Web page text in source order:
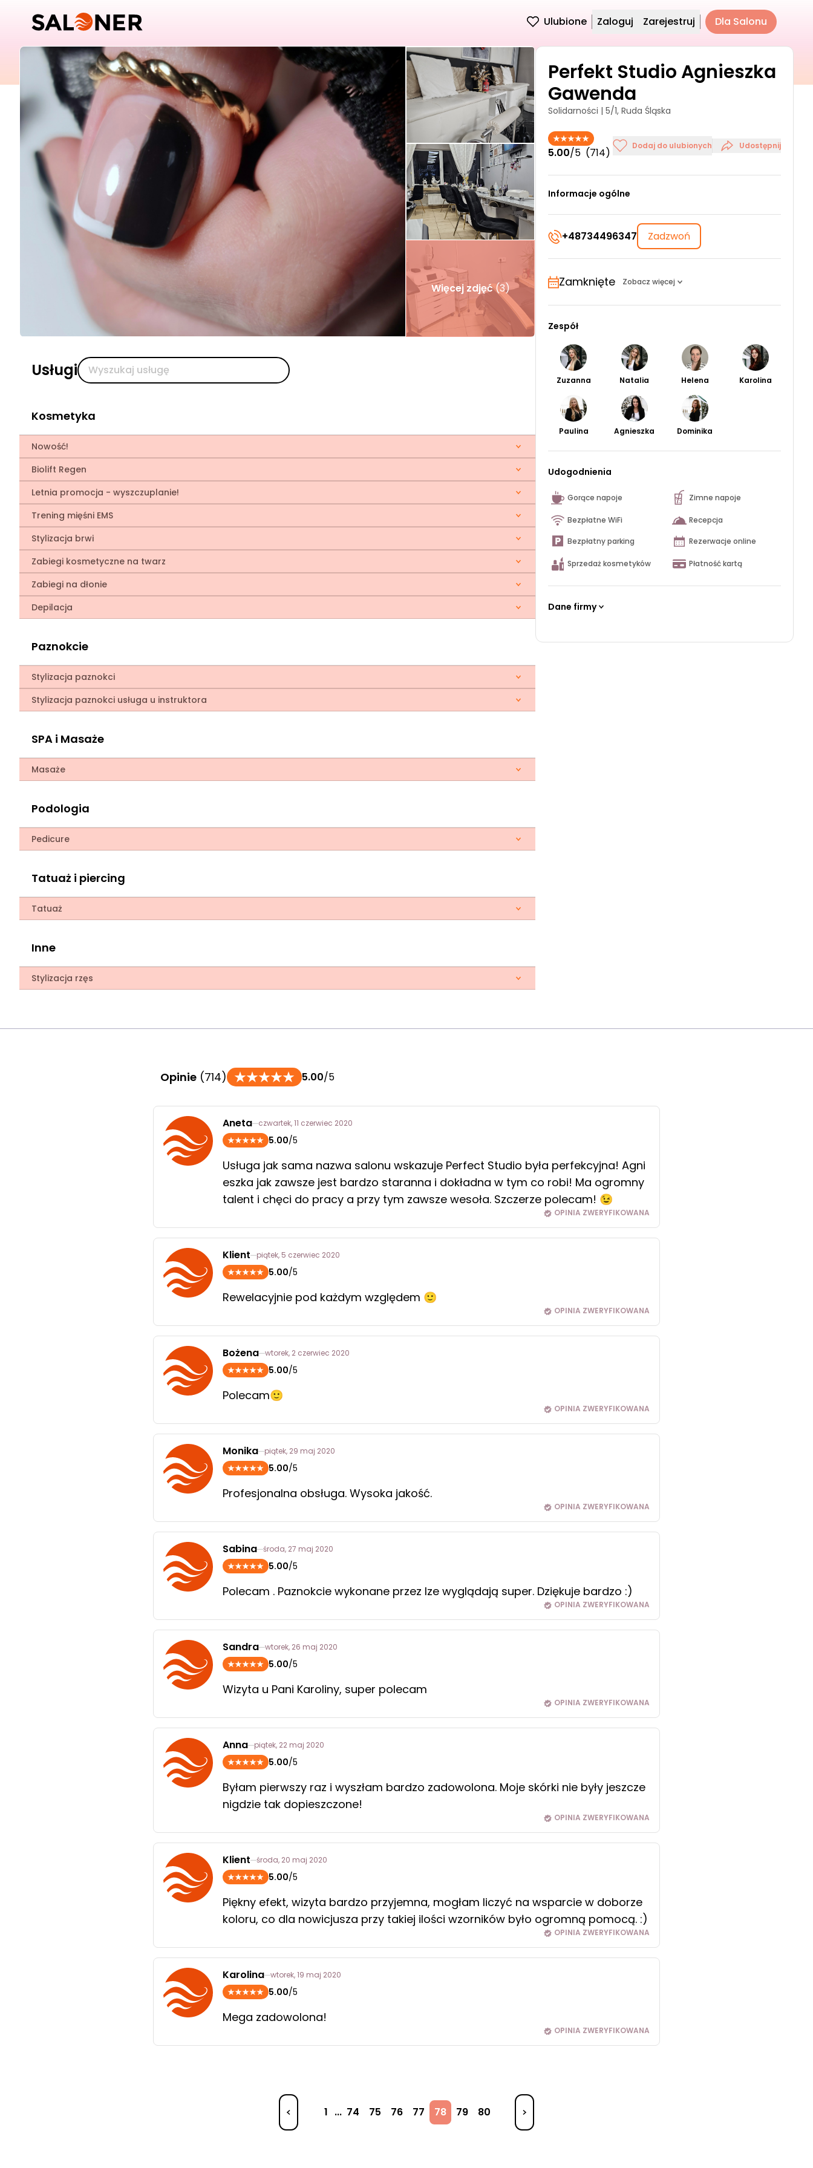
Ulubione Zaloguj Zarejestruj Dla Salonu
Więcej zdjęć(3)
Usługi
Kosmetyka
Nowość!
Biolift Regen
Letnia promocja - wyszczuplanie!
Trening mięśni EMS
Stylizacja brwi
Zabiegi kosmetyczne na twarz
Zabiegi na dłonie
Depilacja
Paznokcie
Stylizacja paznokci
Stylizacja paznokci usługa u instruktora
SPA i Masaże
Masaże
Podologia
Pedicure
Tatuaż i piercing
Tatuaż
Inne
Stylizacja rzęs
Perfekt Studio Agnieszka
Gawenda
Solidarności | 5/1, Ruda Śląska
5.00/5 (714)
Dodaj do ulubionych Udostępnij
Informacje ogólne
+48734496347 Zadzwoń
Zamknięte Zobacz więcej
Zespół
Zuzanna Natalia Helena Karolina
Paulina Agnieszka Dominika
Udogodnienia
Gorące napoje Zimne napoje
Bezpłatne WiFi Recepcja
Bezpłatny parking Rezerwacje online
Sprzedaż kosmetyków Płatność kartą
Dane firmy
Opinie (714) 5.00/5
Aneta czwartek, 11 czerwiec 2020
5.00/5
Usługa jak sama nazwa salonu wskazuje Perfect Studio była perfekcyjna! Agni
eszka jak zawsze jest bardzo staranna i dokładna w tym co robi! Ma ogromny
talent i chęci do pracy a przy tym zawsze wesoła. Szczerze polecam! 😉
OPINIA ZWERYFIKOWANA
Klient piątek, 5 czerwiec 2020
5.00/5
Rewelacyjnie pod każdym względem 🙂
OPINIA ZWERYFIKOWANA
Bożena wtorek, 2 czerwiec 2020
5.00/5
Polecam🙂
OPINIA ZWERYFIKOWANA
Monika piątek, 29 maj 2020
5.00/5
Profesjonalna obsługa. Wysoka jakość.
OPINIA ZWERYFIKOWANA
Sabina środa, 27 maj 2020
5.00/5
Polecam . Paznokcie wykonane przez Ize wyglądają super. Dziękuje bardzo :)
OPINIA ZWERYFIKOWANA
Sandra wtorek, 26 maj 2020
5.00/5
Wizyta u Pani Karoliny, super polecam
OPINIA ZWERYFIKOWANA
Anna piątek, 22 maj 2020
5.00/5
Byłam pierwszy raz i wyszłam bardzo zadowolona. Moje skórki nie były jeszcze
nigdzie tak dopieszczone!
OPINIA ZWERYFIKOWANA
Klient środa, 20 maj 2020
5.00/5
Piękny efekt, wizyta bardzo przyjemna, mogłam liczyć na wsparcie w doborze
koloru, co dla nowicjusza przy takiej ilości wzorników było ogromną pomocą. :)
OPINIA ZWERYFIKOWANA
Karolina wtorek, 19 maj 2020
5.00/5
Mega zadowolona!
OPINIA ZWERYFIKOWANA
1 ... 74 75 76 77 78 79 80